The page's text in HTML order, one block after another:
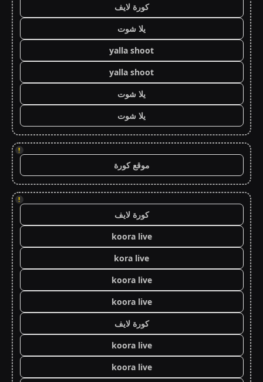
كورة لايف
يلا شوت
yalla shoot
yalla shoot
يلا شوت
يلا شوت
!
موقع كورة
!
كورة لايف
koora live
kora live
koora live
koora live
كورة لايف
koora live
koora live